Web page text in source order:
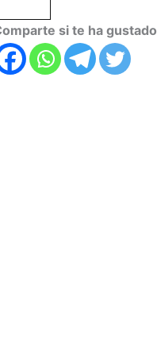
si te ha gustado